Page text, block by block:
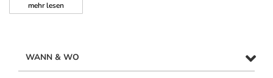
mehrlesen
WANN & WO